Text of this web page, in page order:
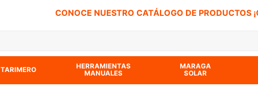
CONOCE NUESTRO CATÁLOGO DE PRODUCTOS
TARIMERO
HERRAMIENTAS
MANUALES
MARAGA
SOLAR
TÉRMINOS MÁS BUSCADOS